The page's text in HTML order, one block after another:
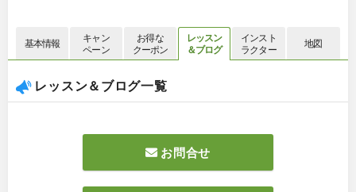
基本情報
キャン
ペーン
お得な
クーポン
レッスン
＆ブログ
インスト
ラクター
地図
レッスン＆ブログ一覧
お問合せ